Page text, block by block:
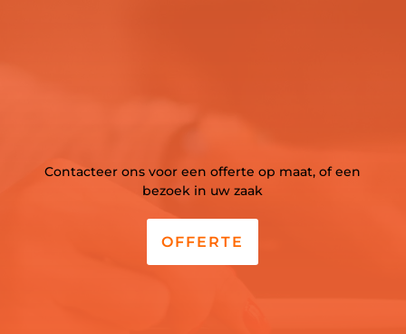
Contacteer ons voor een offerte op maat, of een
bezoek in uw zaak
OFFERTE